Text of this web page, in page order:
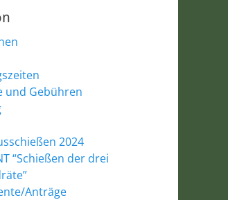
und Gebühren
2024
“Schießen der drei
Anträge